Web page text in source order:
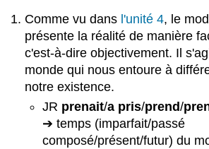
Comme vu dans l'unité 4, le
présente la réalité de manière
c'est-à-dire objectivement. Il
monde qui nous entoure à
notre existence.
JR prenait/a pris/prend/
➔ temps (imparfait/passé
composé/présent/futur) du